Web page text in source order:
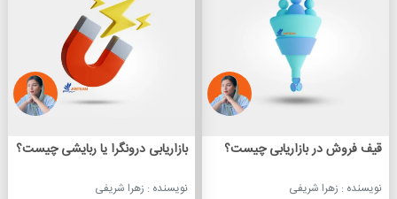
قیف فروش در بازاریابی چیست؟
نویسنده : زهرا شریفی
بازاریابی درونگرا یا ربایشی چیست؟
نویسنده : زهرا شریفی